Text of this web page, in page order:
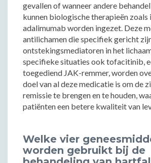
gevallen of wanneer andere
kunnen biologische therapieën
adalimumab worden ingezet. Deze
antilichamen die specifiek gericht
ontstekingsmediatoren in het
specifieke situaties ook tofacitinib,
toegediend JAK-remmer, worden
doel van al deze medicatie is om de
remissie te brengen en te houden,
patiënten een betere kwaliteit van
Welke vier
worden gebruikt bij de